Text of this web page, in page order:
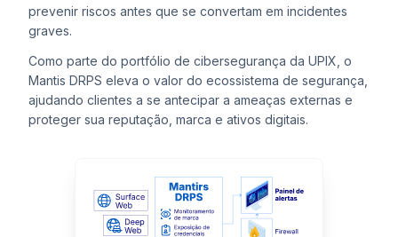
prevenir riscos antes que se convertam em incidentes
graves.
Como parte do portfólio de cibersegurança da UPIX, o
Mantis DRPS eleva o valor do ecossistema de segurança,
ajudando clientes a se antecipar a ameaças externas e
proteger sua reputação, marca e ativos digitais.